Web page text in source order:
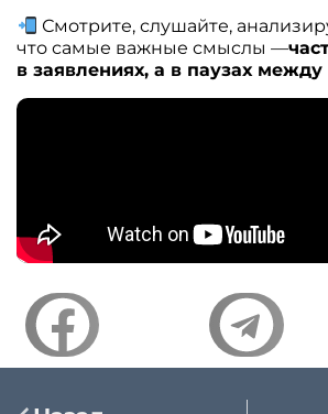
Смотрите, слушайте,
что самые важные смыслы —
в заявлениях, а в паузах